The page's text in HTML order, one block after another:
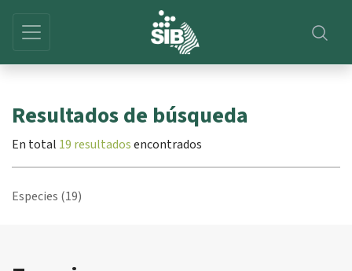
Resultados de búsqueda
En total 19 resultadosencontrados
Especies (19)